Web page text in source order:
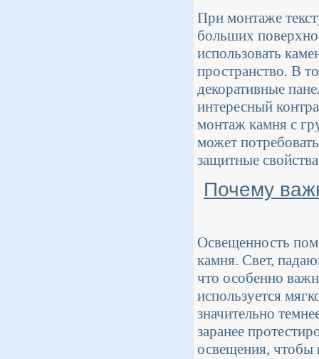
При монтаже
больших
использовать
пространство. В
декоративные
интересный
монтаж камня с
может
защитные
Почему
Освещенность
камня. Свет,
что особенно
используется
значительно
заранее
освещения, чтобы